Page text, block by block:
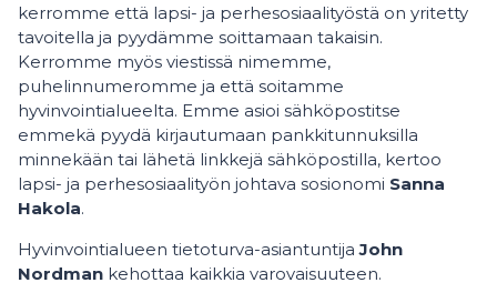
kerromme että lapsi- ja perhesosiaalityöstä on yritetty
tavoitella ja pyydämme soittamaan takaisin.
Kerromme myös viestissä nimemme,
puhelinnumeromme ja että soitamme
hyvinvointialueelta. Emme asioi sähköpostitse
emmekä pyydä kirjautumaan pankkitunnuksilla
minnekään tai lähetä linkkejä sähköpostilla, kertoo
lapsi- ja perhesosiaalityön johtava sosionomi Sanna
Hakola.
Hyvinvointialueen tietoturva-asiantuntijaJohn
Nordman kehottaa kaikkia varovaisuuteen.